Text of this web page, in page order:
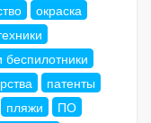
окраска
беспилотники
патенты
пляжи
ПО